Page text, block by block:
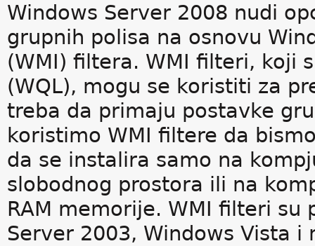
Windows Server 2008 nudi
grupnih polisa na osnovu
(WMI) filtera. WMI filteri, koji
(WQL), mogu se koristiti za
treba da primaju postavke
koristimo WMI filtere da
da se instalira samo na
slobodnog prostora ili na
RAM memorije. WMI filteri su
Server 2003, Windows Vista